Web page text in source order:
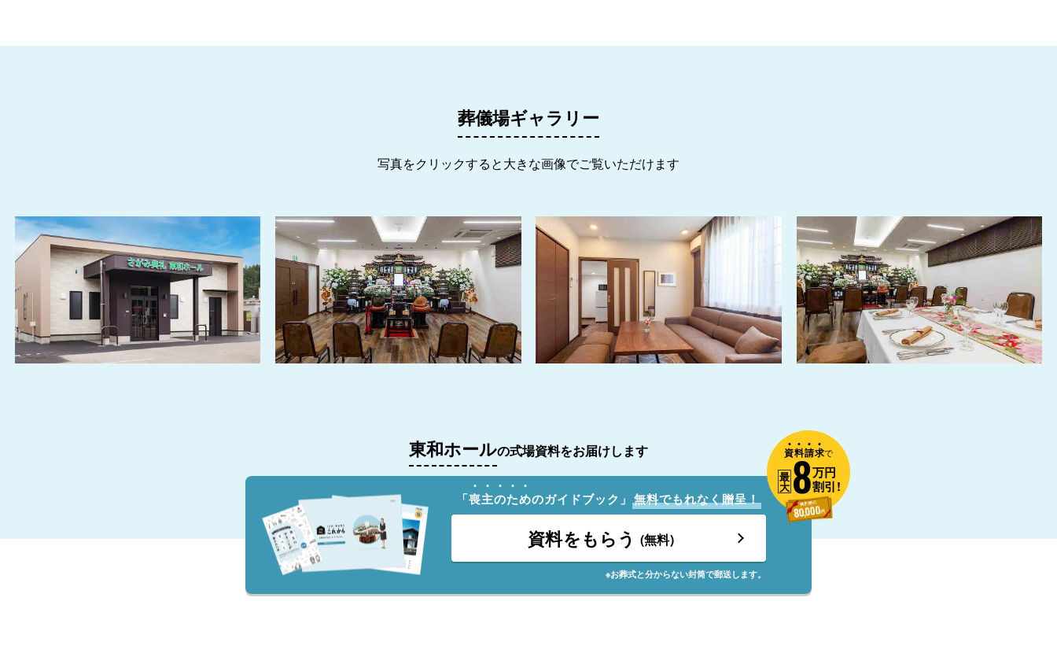
葬儀場ギャラリー
写真をクリックすると大きな画像でご覧いただけます
東和ホールの式場資料をお届けします
「喪主のためのガイドブック」 無料でもれなく贈呈！
資料をもらう (無料)
※お葬式と分からない封筒で郵送します。
資料請求で
最
大8万円
割引!